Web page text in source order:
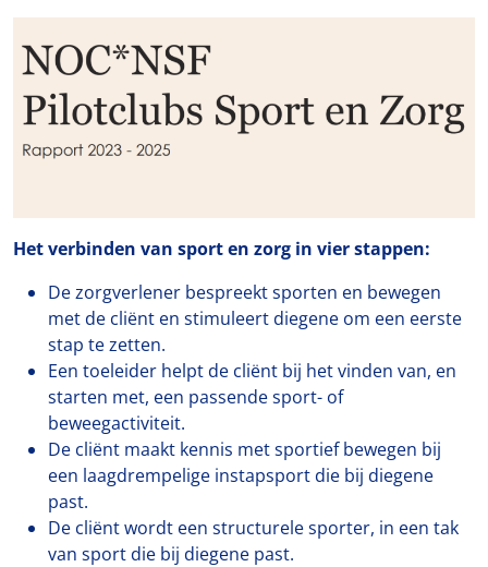
Het verbinden van sport en zorg in vier stappen:
De zorgverlener bespreekt sporten en bewegen
met de cliënt en stimuleert diegene om een eerste
stap te zetten.
Een toeleider helpt de cliënt bij het vinden van, en
starten met, een passende sport- of
beweegactiviteit.
De cliënt maakt kennis met sportief bewegen bij
een laagdrempelige instapsport die bij diegene
past.
De cliënt wordt een structurele sporter, in een tak
van sport die bij diegene past.